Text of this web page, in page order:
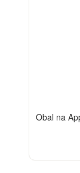
Obal na